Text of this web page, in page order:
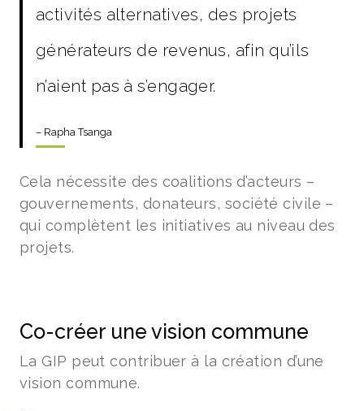
activités alternatives, des projets
générateurs de revenus, afin qu’ils
n’aient pas à s’engager.
– Rapha Tsanga
Cela nécessite des coalitions d’acteurs –
gouvernements, donateurs, société civile –
qui complètent les initiatives au niveau des
projets.
Co-créer une vision commune
La GIP peut contribuer à la création d’une
vision commune.